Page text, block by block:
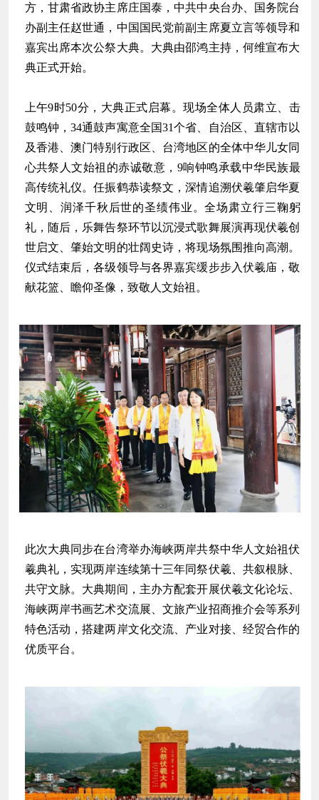
方，甘肃省政协主席庄国泰，中共中央台办、国务院台
办副主任赵世通，中国国民党前副主席夏立言等领导和
嘉宾出席本次公祭大典。大典由邵鸿主持，何维宣布大
典正式开始。
上午9时50分，大典正式启幕。现场全体人员肃立、击
鼓鸣钟，34通鼓声寓意全国31个省、自治区、直辖市以
及香港、澳门特别行政区、台湾地区的全体中华儿女同
心共祭人文始祖的赤诚敬意，9响钟鸣承载中华民族最
高传统礼仪。任振鹤恭读祭文，深情追溯伏羲肇启华夏
文明、润泽千秋后世的圣绩伟业。全场肃立行三鞠躬
礼，随后，乐舞告祭环节以沉浸式歌舞展演再现伏羲创
世启文、肇始文明的壮阔史诗，将现场氛围推向高潮。
仪式结束后，各级领导与各界嘉宾缓步步入伏羲庙，敬
献花篮、瞻仰圣像，致敬人文始祖。
此次大典同步在台湾举办海峡两岸共祭中华人文始祖伏
羲典礼，实现两岸连续第十三年同祭伏羲、共叙根脉、
共守文脉。大典期间，主办方配套开展伏羲文化论坛、
海峡两岸书画艺术交流展、文旅产业招商推介会等系列
特色活动，搭建两岸文化交流、产业对接、经贸合作的
优质平台。